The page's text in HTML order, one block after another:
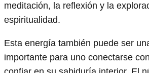
meditación, la reflexión y la
espiritualidad.
Esta energía también puede ser
importante para uno conectarse